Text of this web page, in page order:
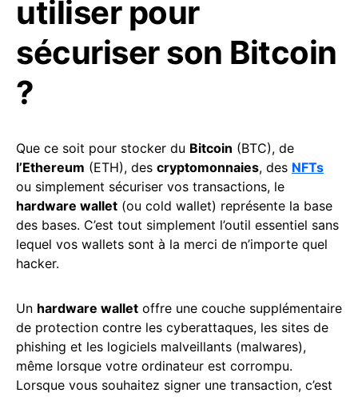
utiliser pour
sécuriser son Bitcoin
?
Que ce soit pour stocker du Bitcoin (BTC), de
l’Ethereum (ETH), des cryptomonnaies, des NFTs
ou simplement sécuriser vos transactions, le
hardware wallet (ou cold wallet) représente la base
des bases. C’est tout simplement l’outil essentiel sans
lequel vos wallets sont à la merci de n’importe quel
hacker.
Un hardware wallet offre une couche supplémentaire
de protection contre les cyberattaques, les sites de
phishing et les logiciels malveillants (malwares),
même lorsque votre ordinateur est corrompu.
Lorsque vous souhaitez signer une transaction, c’est